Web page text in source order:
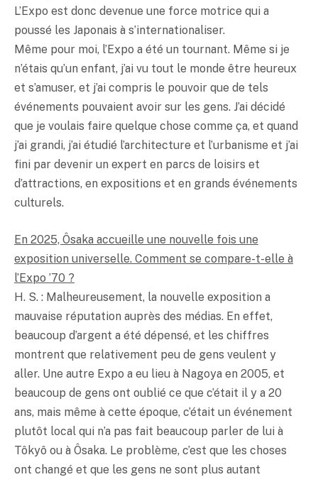
L’Expo est donc devenue une force motrice qui a
poussé les Japonais à s’internationaliser.
Même pour moi, l’Expo a été un tournant. Même si je
n’étais qu’un enfant, j’ai vu tout le monde être heureux
et s’amuser, et j’ai compris le pouvoir que de tels
événements pouvaient avoir sur les gens. J’ai décidé
que je voulais faire quelque chose comme ça, et quand
j’ai grandi, j’ai étudié l’architecture et l’urbanisme et j’ai
fini par devenir un expert en parcs de loisirs et
d’attractions, en expositions et en grands événements
culturels.
En 2025, Ôsaka accueille une nouvelle fois une
exposition universelle. Comment se compare-t-elle à
l’Expo ’70 ?
H. S. : Malheureusement, la nouvelle exposition a
mauvaise réputation auprès des médias. En effet,
beaucoup d’argent a été dépensé, et les chiffres
montrent que relativement peu de gens veulent y
aller. Une autre Expo a eu lieu à Nagoya en 2005, et
beaucoup de gens ont oublié ce que c’était il y a 20
ans, mais même à cette époque, c’était un événement
plutôt local qui n’a pas fait beaucoup parler de lui à
Tôkyô ou à Ôsaka. Le problème, c’est que les choses
ont changé et que les gens ne sont plus autant